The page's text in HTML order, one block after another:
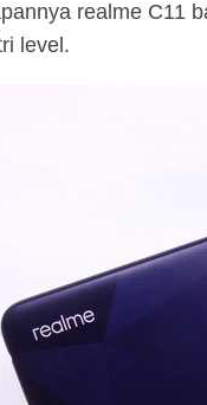
realme C11
level.